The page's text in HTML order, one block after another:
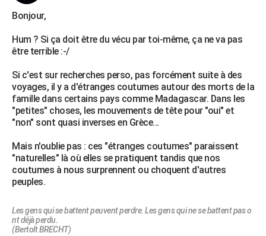
Bonjour,
Hum ? Si ça doit être du vécu par toi-même, ça ne va pas
être terrible :-/
Si c'est sur recherches perso, pas forcément suite à des
voyages, il y a d'étranges coutumes autour des morts de la
famille dans certains pays comme Madagascar. Dans les
"petites" choses, les mouvements de tête pour "oui" et
"non" sont quasi inverses en Grèce...
Mais n'oublie pas : ces "étranges coutumes" paraissent
"naturelles" là où elles se pratiquent tandis que nos
coutumes à nous surprennent ou choquent d'autres
peuples.
Les gens qui se battent peuvent perdre. Les gens qui ne se battent pas o
nt déjà perdu.
(Bertolt BRECHT)